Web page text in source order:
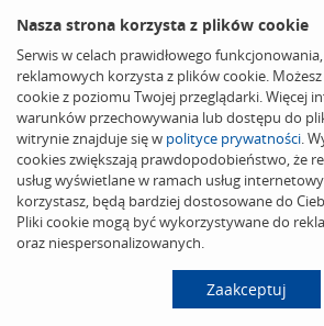
Nasza strona korzysta z plików cookie
Serwis w celach prawidłowego
reklamowych korzysta z plików cookie.
cookie z poziomu Twojej przeglądarki. Więcej
warunków przechowywania lub dostępu do
witrynie znajduje się w polityce prywatności.
cookies zwiększają prawdopodobieństwo, że
usług wyświetlane w ramach usług
korzystasz, będą bardziej dostosowane do
Pliki cookie mogą być wykorzystywane do
oraz niespersonalizowanych.
Zaakceptuj